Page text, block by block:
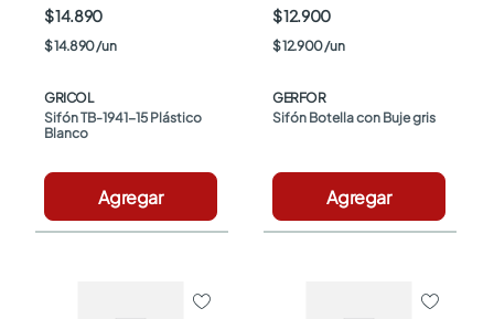
$ 14.890
$14.890/un
GRICOL
Sifón TB-1941-15 Plástico
Blanco
Agregar
$ 12.900
$12.900/un
GERFOR
Sifón Botella con Buje gris
Agregar